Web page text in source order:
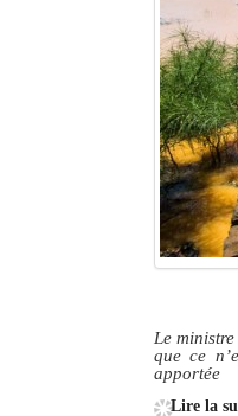
Le
que ce
apportée
Lire la